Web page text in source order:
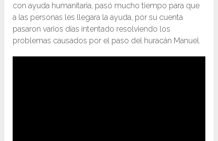
con ayuda humanitaria, pasó mucho tiempo para que
a las personas les llegara la ayuda, por su cuenta
pasaron varios días intentado resolviendo los
problemas causados por el paso del huracán Manuel.